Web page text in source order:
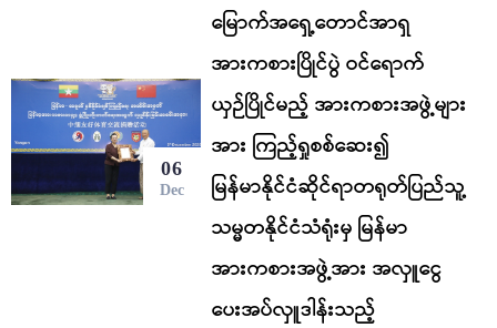
06
Dec
မြောက်အရှေ့တောင်အာရှ
အားကစားပြိုင်ပွဲ ဝင်ရောက်
ယှဉ်ပြိုင်မည့် အားကစားအဖွဲ့များ
အား ကြည့်ရှုစစ်ဆေး၍
မြန်မာနိုင်ငံဆိုင်ရာတရုတ်ပြည်သူ့
သမ္မတနိုင်ငံသံရုံးမှ မြန်မာ
အားကစားအဖွဲ့အား အလှူငွေ
ပေးအပ်လှူဒါန်းသည့်